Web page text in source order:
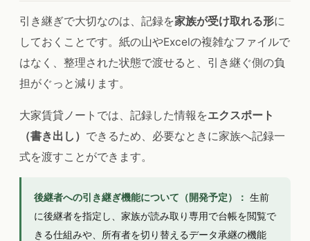
引き継ぎで大切なのは、記録を家族が受け取れる形に
しておくことです。紙の山やExcelの複雑なファイルで
はなく、整理された状態で渡せると、引き継ぐ側の負
担がぐっと減ります。
大家賃貸ノートでは、記録した情報をエクスポート
（書き出し） できるため、必要なときに家族へ記録一
式を渡すことができます。
後継者への引き継ぎ機能について（開発予定）： 生前
に後継者を指定し、家族が読み取り専用で台帳を閲覧で
きる仕組みや、所有者を切り替えるデータ承継の機能